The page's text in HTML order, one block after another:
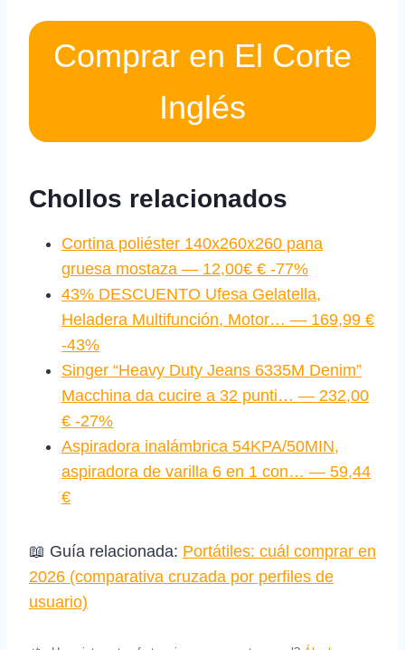
Comprar en El Corte
Inglés
Chollos relacionados
Cortina poliéster 140x260x260 pana
gruesa mostaza — 12,00€ € -77%
43% DESCUENTO Ufesa Gelatella,
Heladera Multifunción, Motor… — 169,99 €
-43%
Singer “Heavy Duty Jeans 6335M Denim”
Macchina da cucire a 32 punti… — 232,00
€ -27%
Aspiradora inalámbrica 54KPA/50MIN,
aspiradora de varilla 6 en 1 con… — 59,44
€
📖 Guía relacionada: Portátiles: cuál comprar en
2026 (comparativa cruzada por perfiles de
usuario)